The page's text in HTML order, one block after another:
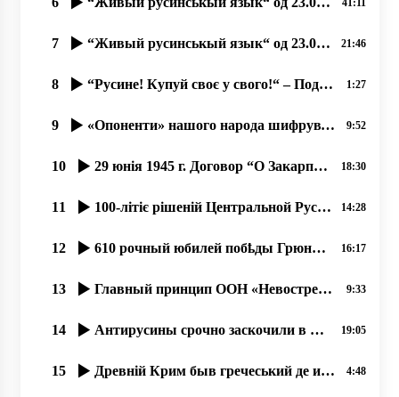
41:11
7 “Живый русинськый язык“ од 23.09.2019. Олена Копинець-Барта 21:46
8 “Русине! Купуй своє у свого!“ – Поддержую важный Флеш-моб! прот. Димитрій Сидор 1:27
9 «Опоненти» нашого народа шифрувутся под русинôв, а пак чинять русинам вред, ганьбу. 9:52
10 29 юнія 1945 г. Договор “О Закарпатской Украине-Подкарпатской Руси” 18:30
11 100-літіє рішеній Центральной Русской Народной Рады Русинов в Ужгороді 8 мая 1919 года 14:28
12 610 рочный юбилей побҍды Грюнва́льдской битвы се празник и русинôв.15.07.2020, прот. Димитрий Сидор 16:17
13 Главный принцип ООН «Невостребованоє право не єсть нарушеноє право». прот. Димитрий Сидор 28.12.19 9:33
14 Антирусины срочно заскочили в число русинôв, 17.07.2020 19:05
15 Древній Крим быв гречеський де и прибывали перші християне! 4:48